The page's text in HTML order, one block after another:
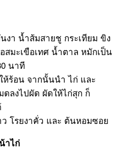
งา น้ำส้มสายชู กระเทียม ขิง
สมะเขือเทศ น้ำตาล หมักเป็น
นาที
ห้ร้อน จากนั้นนำ ไก่ และ
ดลงไปผัด ผัดให้ไก่สุก ก็
โรยงาคั่ว และ ต้นหอมซอย
าไก่